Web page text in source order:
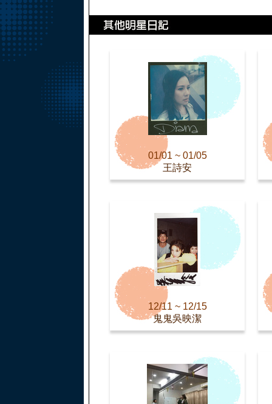
01/01 ~ 01/05
王詩安
12/11 ~ 12/15
鬼鬼吳映潔